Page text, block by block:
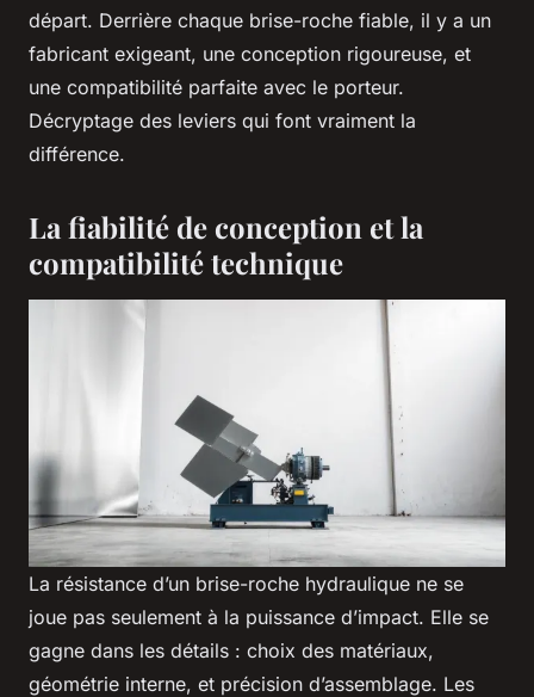
départ. Derrière chaque brise-roche fiable, il y a un
fabricant exigeant, une conception rigoureuse, et
une compatibilité parfaite avec le porteur.
Décryptage des leviers qui font vraiment la
différence.
La fiabilité de conception et la
compatibilité technique
La résistance d’un brise-roche hydraulique ne se
joue pas seulement à la puissance d’impact. Elle se
gagne dans les détails : choix des matériaux,
géométrie interne, et précision d’assemblage. Les